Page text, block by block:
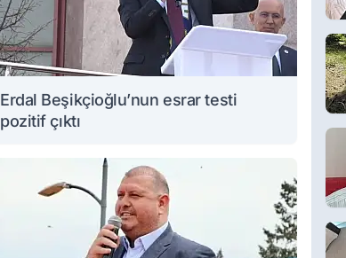
Erdal Beşikçioğlu’nun esrar testi
pozitif çıktı